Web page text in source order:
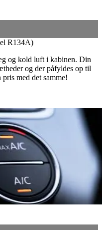
R134A)
og kold luft i kabinen. Din
og der påfyldes op til
pris med det samme!